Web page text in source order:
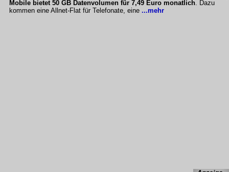
Mobile bietet 50 GB Datenvolumen für 7,49 Euro monatlich. Dazu
kommen eine Allnet-Flat für Telefonate, eine ...mehr